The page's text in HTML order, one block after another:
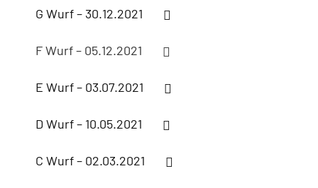
G Wurf – 30.12.2021
F Wurf – 05.12.2021
E Wurf – 03.07.2021
D Wurf – 10.05.2021
C Wurf – 02.03.2021